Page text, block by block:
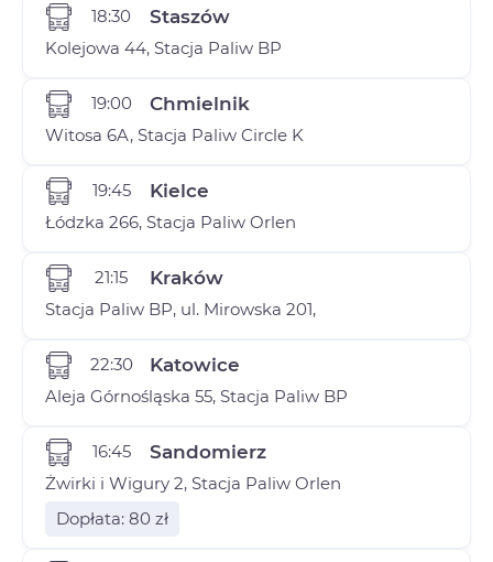
18:30 Staszów
Kolejowa 44, Stacja Paliw BP
19:00 Chmielnik
Witosa 6A, Stacja Paliw Circle K
19:45 Kielce
Łódzka 266, Stacja Paliw Orlen
21:15 Kraków
Stacja Paliw BP, ul. Mirowska 201,
22:30 Katowice
Aleja Górnośląska 55, Stacja Paliw BP
16:45 Sandomierz
Żwirki i Wigury 2, Stacja Paliw Orlen
Dopłata: 80 zł